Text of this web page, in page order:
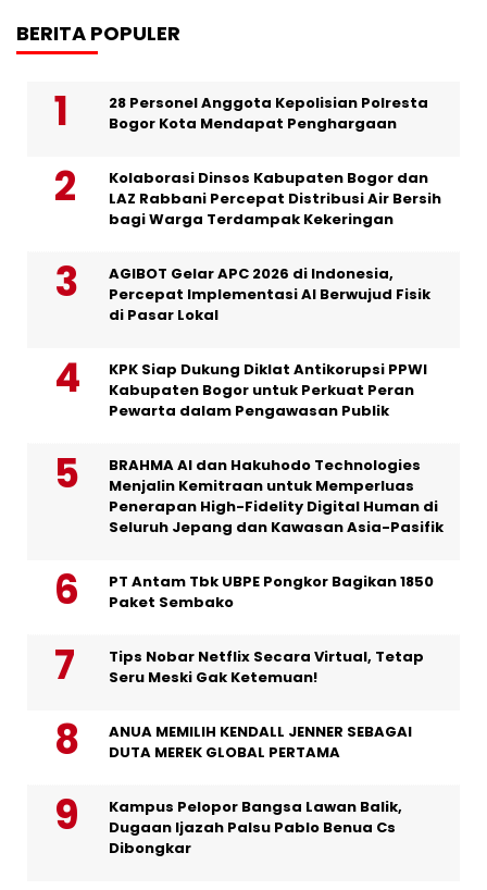
BERITA POPULER
28 Personel Anggota Kepolisian Polresta
Bogor Kota Mendapat Penghargaan
Kolaborasi Dinsos Kabupaten Bogor dan
LAZ Rabbani Percepat Distribusi Air Bersih
bagi Warga Terdampak Kekeringan
AGIBOT Gelar APC 2026 di Indonesia,
Percepat Implementasi AI Berwujud Fisik
di Pasar Lokal
KPK Siap Dukung Diklat Antikorupsi PPWI
Kabupaten Bogor untuk Perkuat Peran
Pewarta dalam Pengawasan Publik
BRAHMA AI dan Hakuhodo Technologies
Menjalin Kemitraan untuk Memperluas
Penerapan High-Fidelity Digital Human di
Seluruh Jepang dan Kawasan Asia-Pasifik
PT Antam Tbk UBPE Pongkor Bagikan 1850
Paket Sembako
Tips Nobar Netflix Secara Virtual, Tetap
Seru Meski Gak Ketemuan!
ANUA MEMILIH KENDALL JENNER SEBAGAI
DUTA MEREK GLOBAL PERTAMA
Kampus Pelopor Bangsa Lawan Balik,
Dugaan Ijazah Palsu Pablo Benua Cs
Dibongkar